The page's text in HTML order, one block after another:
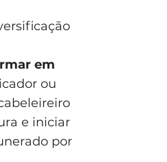
em
ou
e iniciar
por